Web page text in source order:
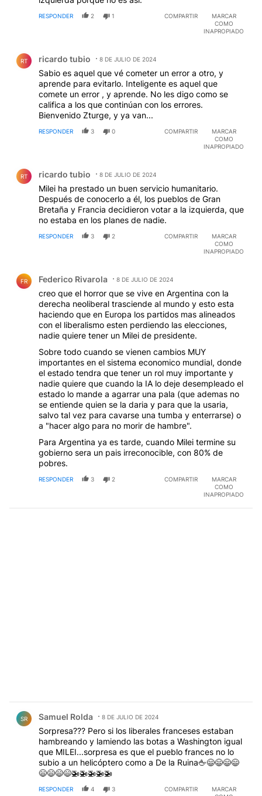
RESPONDER 2 1 COMPARTIR
MARCAR
COMO
INAPROPIADO
RT ricardo tubio 8 DE JULIO DE 2024
Sabio es aquel que vé cometer un error a otro, y
aprende para evitarlo. Inteligente es aquel que
comete un error , y aprende. No les digo como se
califica a los que continúan con los errores.
Bienvenido Zturge, y ya van...
RESPONDER 3 0 COMPARTIR
MARCAR
COMO
INAPROPIADO
RT ricardo tubio 8 DE JULIO DE 2024
Milei ha prestado un buen servicio humanitario.
Después de conocerlo a él, los pueblos de Gran
Bretaña y Francia decidieron votar a la izquierda, que
no estaba en los planes de nadie.
RESPONDER 3 2 COMPARTIR
MARCAR
COMO
INAPROPIADO
FR Federico Rivarola 8 DE JULIO DE 2024
creo que el horror que se vive en Argentina con la
derecha neoliberal trasciende al mundo y esto esta
haciendo que en Europa los partidos mas alineados
con el liberalismo esten perdiendo las elecciones,
nadie quiere tener un Milei de presidente.
Sobre todo cuando se vienen cambios MUY
importantes en el sistema economico mundial, donde
el estado tendra que tener un rol muy importante y
nadie quiere que cuando la IA lo deje desempleado el
estado lo mande a agarrar una pala (que ademas no
se entiende quien se la daria y para que la usaria,
salvo tal vez para cavarse una tumba y enterrarse) o
a "hacer algo para no morir de hambre".
Para Argentina ya es tarde, cuando Milei termine su
gobierno sera un pais irreconocible, con 80% de
pobres.
RESPONDER 3 2 COMPARTIR
MARCAR
COMO
INAPROPIADO
SR Samuel Rolda 8 DE JULIO DE 2024
Sorpresa??? Pero si los liberales franceses estaban
hambreando y lamiendo las botas a Washington igual
que MILEI...sorpresa es que el pueblo frances no lo
subio a un helicóptero como a De la Ruina🖕😄😄😄😄
😄😄😄😄🚁🚁🚁🚁🚁
RESPONDER 4 3 COMPARTIR
MARCAR